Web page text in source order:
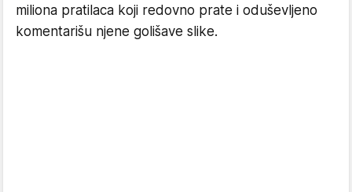
miliona pratilaca koji redovno prate i oduševljeno
komentarišu njene golišave slike.